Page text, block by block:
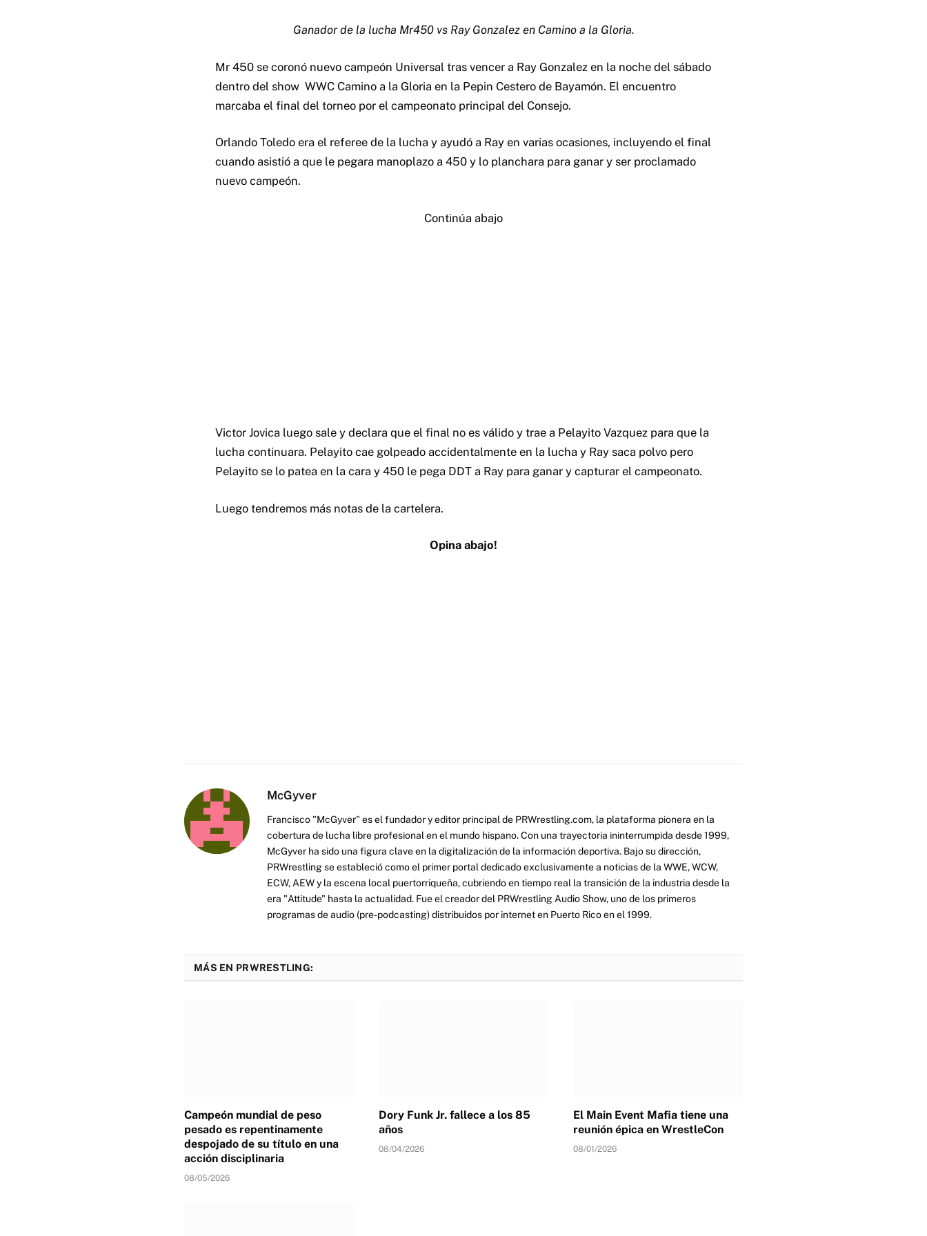
Ganador de la lucha Mr450 vs Ray Gonzalez en Camino a la Gloria.
Mr 450 se coronó nuevo campeón Universal tras vencer a Ray Gonzalez en la noche del sábado
dentro del show WWC Camino a la Gloria en la Pepin Cestero de Bayamón. El encuentro
marcaba el final del torneo por el campeonato principal del Consejo.
Orlando Toledo era el referee de la lucha y ayudó a Ray en varias ocasiones, incluyendo el final
cuando asistió a que le pegara manoplazo a 450 y lo planchara para ganar y ser proclamado
nuevo campeón.
Continúa abajo
Victor Jovica luego sale y declara que el final no es válido y trae a Pelayito Vazquez para que la
lucha continuara. Pelayito cae golpeado accidentalmente en la lucha y Ray saca polvo pero
Pelayito se lo patea en la cara y 450 le pega DDT a Ray para ganar y capturar el campeonato.
Luego tendremos más notas de la cartelera.
Opina abajo!
McGyver
Francisco "McGyver" es el fundador y editor principal de PRWrestling.com, la plataforma pionera en la
cobertura de lucha libre profesional en el mundo hispano. Con una trayectoria ininterrumpida desde 1999,
McGyver ha sido una figura clave en la digitalización de la información deportiva. Bajo su dirección,
PRWrestling se estableció como el primer portal dedicado exclusivamente a noticias de la WWE, WCW,
ECW, AEW y la escena local puertorriqueña, cubriendo en tiempo real la transición de la industria desde la
era "Attitude" hasta la actualidad. Fue el creador del PRWrestling Audio Show, uno de los primeros
programas de audio (pre-podcasting) distribuidos por internet en Puerto Rico en el 1999.
MÁS EN PRWRESTLING:
Campeón mundial de peso
pesado es repentinamente
despojado de su título en una
acción disciplinaria
08/05/2026
Dory Funk Jr. fallece a los 85
años
08/04/2026
El Main Event Mafia tiene una
reunión épica en WrestleCon
08/01/2026